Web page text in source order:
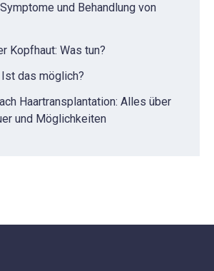
und Behandlung von
Kopfhaut: Was tun?
Ist das möglich?
Haartransplantation: Alles über
und Möglichkeiten